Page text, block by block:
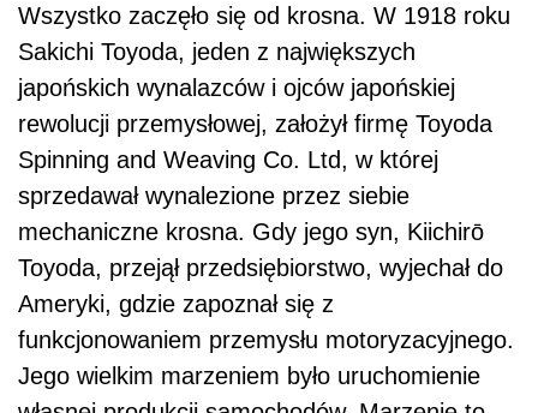
Wszystko zaczęło się od krosna. W 1918 roku
Sakichi Toyoda, jeden z największych
japońskich wynalazców i ojców japońskiej
rewolucji przemysłowej, założył firmę Toyoda
Spinning and Weaving Co. Ltd, w której
sprzedawał wynalezione przez siebie
mechaniczne krosna. Gdy jego syn, Kiichirō
Toyoda, przejął przedsiębiorstwo, wyjechał do
Ameryki, gdzie zapoznał się z
funkcjonowaniem przemysłu motoryzacyjnego.
Jego wielkim marzeniem było uruchomienie